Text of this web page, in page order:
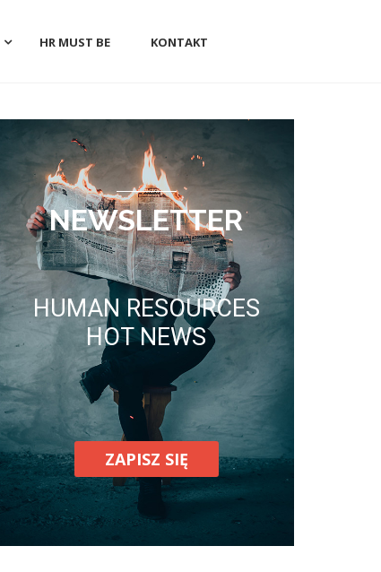
HR MUST BE KONTAKT
NEWSLETTER
HUMAN RESOURCES
HOT NEWS
ZAPISZ SIĘ